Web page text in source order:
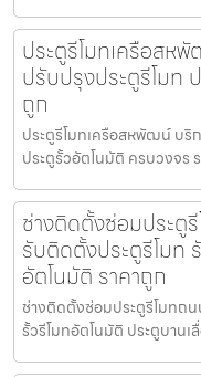
ประตูรีโมทเครือสห
ปรับปรุงประตูรีโมท
ถูก
ประตูรีโมทเครือสหพัฒน์ บริ
ประตูรั้วอัตโนมัติ ครบวงจร
ช่างติดตั้งซ่อมประตู
รับติดตั้งประตูรีโมท
อัตโนมัติ ราคาถูก
ช่างติดตั้งซ่อมประตูรีโมทถ
รั้วรีโมทอัตโนมัติ ประตูบานเ